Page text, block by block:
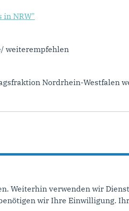
in NRW"
weiterempfehlen
Nordrhein-Westfalen
Weiterhin verwenden wir
wir Ihre Einwilligung.